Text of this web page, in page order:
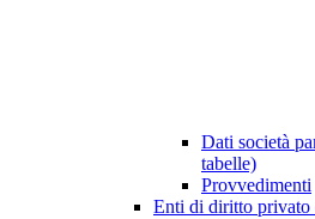
Dati società
tabelle)
Provvedimenti
Enti di diritto privato